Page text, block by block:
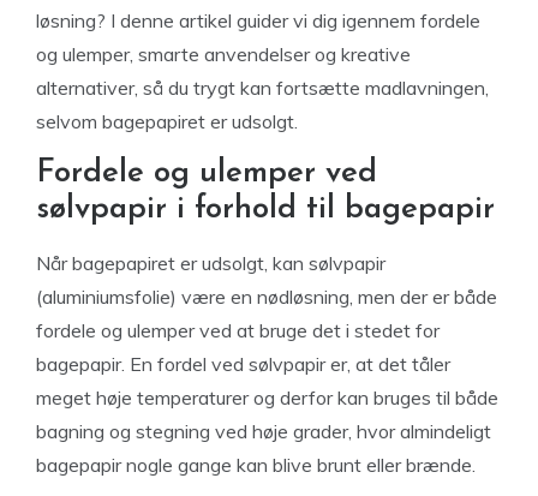
løsning? I denne artikel guider vi dig igennem fordele
og ulemper, smarte anvendelser og kreative
alternativer, så du trygt kan fortsætte madlavningen,
selvom bagepapiret er udsolgt.
Fordele og ulemper ved
sølvpapir i forhold til bagepapir
Når bagepapiret er udsolgt, kan sølvpapir
(aluminiumsfolie) være en nødløsning, men der er både
fordele og ulemper ved at bruge det i stedet for
bagepapir. En fordel ved sølvpapir er, at det tåler
meget høje temperaturer og derfor kan bruges til både
bagning og stegning ved høje grader, hvor almindeligt
bagepapir nogle gange kan blive brunt eller brænde.